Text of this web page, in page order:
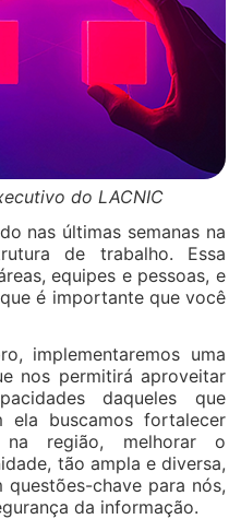
do LACNIC
nas últimas semanas na
de trabalho. Essa
equipes e pessoas, e
é importante que você
implementaremos uma
nos permitirá aproveitar
daqueles que
ela buscamos fortalecer
na região, melhorar o
tão ampla e diversa,
chave para nós,
da informação.